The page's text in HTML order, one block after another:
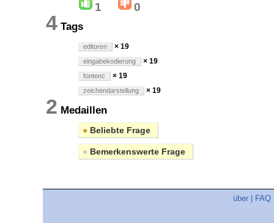
1 0
4 Tags
editoren × 19
eingabekodierung × 19
fontenc × 19
zeichendarstellung × 19
2 Medaillen
● Beliebte Frage
● Bemerkenswerte Frage
über FAQ